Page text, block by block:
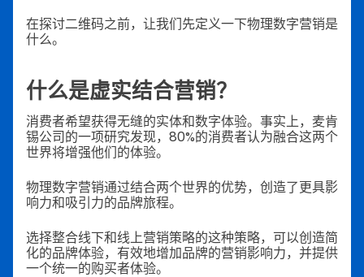
在探讨二维码之前，让我们先定义一下物理数字营销是
什么。
什么是虚实结合营销？
消费者希望获得无缝的实体和数字体验。事实上，麦肯
锡公司的一项研究发现，80%的消费者认为融合这两个
世界将增强他们的体验。
物理数字营销通过结合两个世界的优势，创造了更具影
响力和吸引力的品牌旅程。
选择整合线下和线上营销策略的这种策略，可以创造简
化的品牌体验，有效地增加品牌的营销影响力，并提供
一个统一的购买者体验。